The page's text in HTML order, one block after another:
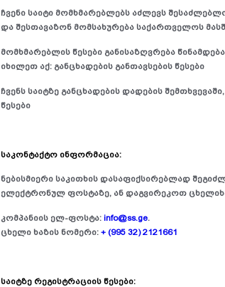
ჩვენი საიტი მომხმარებლებს აძლევს
და შესთავაზონ მომსახურება საქართველოს
მომხმარებლის წესები განისაზღვრება
იხილეთ აქ: განცხადების განთავსების წესები
ჩვენს საიტზე განცხადების დადების
წესები
საკონტაქტო ინფორმაცია:
ნებისმიერი საკითხის დასაფიქსირებლად
ელექტრონულ ფოსტაზე, ან დაგვირეკოთ
კომპანიის ელ-ფოსტა: info@ss.ge.
ცხელი ხაზის ნომერი: + (995 32) 2121661
საიტზე რეგისტრაციის წესები: